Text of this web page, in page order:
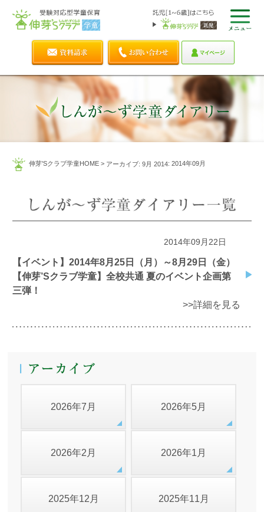
伸芽'Sクラブ学童HOME> アーカイブ: 9月 2014: 2014年09月
2014年09月22日
【イベント】2014年8月25日（月）～8月29日（金）
【伸芽’Sクラブ学童】全校共通 夏のイベント企画第
三弾！
>>詳細を見る
2026年7月 2026年5月
2026年2月 2026年1月
2025年12月 2025年11月